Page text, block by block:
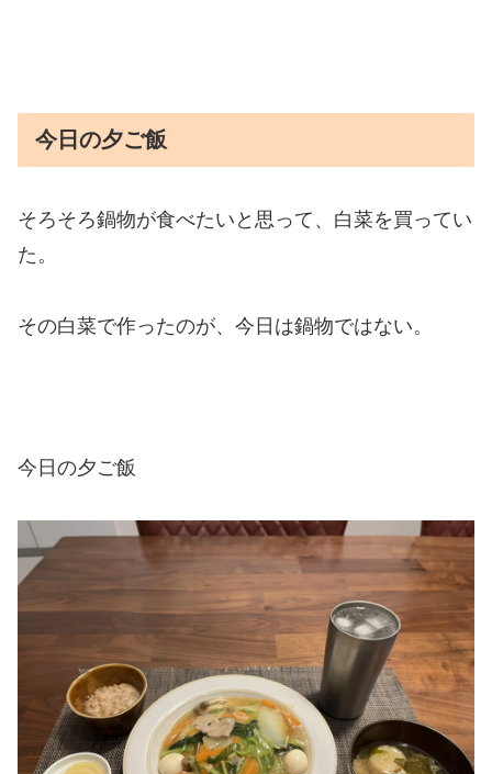
今日の夕ご飯
そろそろ鍋物が食べたいと思って、白菜を買ってい
た。
その白菜で作ったのが、今日は鍋物ではない。
今日の夕ご飯